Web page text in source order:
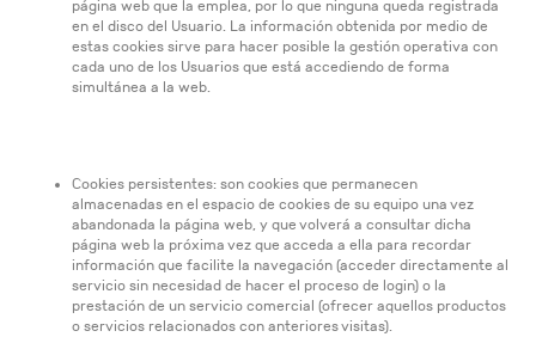
página web que la emplea, por lo que ninguna queda registrada
en el disco del Usuario. La información obtenida por medio de
estas cookies sirve para hacer posible la gestión operativa con
cada uno de los Usuarios que está accediendo de forma
simultánea a la web.
Cookies persistentes: son cookies que permanecen
almacenadas en el espacio de cookies de su equipo una vez
abandonada la página web, y que volverá a consultar dicha
página web la próxima vez que acceda a ella para recordar
información que facilite la navegación (acceder directamente al
servicio sin necesidad de hacer el proceso de login) o la
prestación de un servicio comercial (ofrecer aquellos productos
o servicios relacionados con anteriores visitas).